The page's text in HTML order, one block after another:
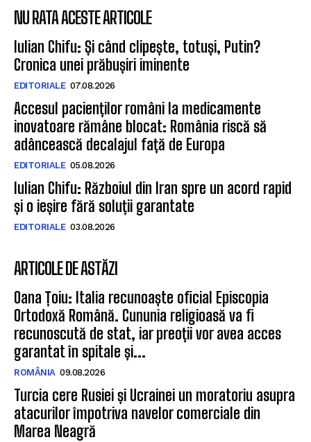
NU RATA ACESTE ARTICOLE
Iulian Chifu: Și când clipește, totuși, Putin?
Cronica unei prăbușiri iminente
EDITORIALE 07.08.2026
Accesul pacienților români la medicamente
inovatoare rămâne blocat: România riscă să
adâncească decalajul față de Europa
EDITORIALE 05.08.2026
Iulian Chifu: Războiul din Iran spre un acord rapid
și o ieșire fără soluții garantate
EDITORIALE 03.08.2026
ARTICOLE DE ASTĂZI
Oana Țoiu: Italia recunoaște oficial Episcopia
Ortodoxă Română. Cununia religioasă va fi
recunoscută de stat, iar preoții vor avea acces
garantat în spitale și...
ROMÂNIA 09.08.2026
Turcia cere Rusiei și Ucrainei un moratoriu asupra
atacurilor împotriva navelor comerciale din
Marea Neagră